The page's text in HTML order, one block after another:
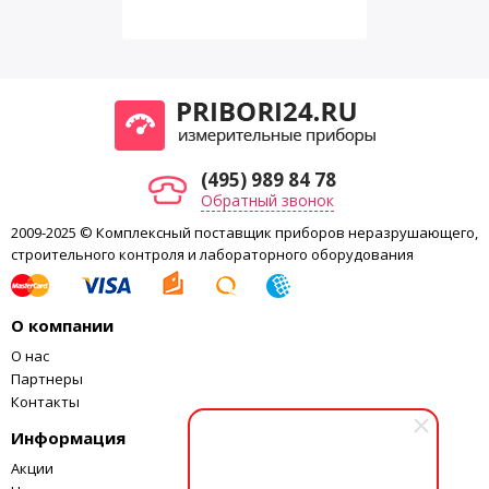
(495) 989 84 78
Обратный звонок
2009-2025 © Комплексный поставщик приборов неразрушающего,
строительного контроля и лабораторного оборудования
О компании
О нас
Партнеры
Контакты
Информация
Акции